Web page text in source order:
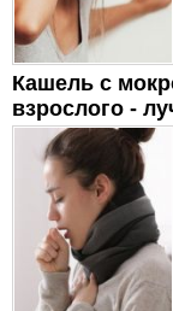
Кашель с
взрослого -